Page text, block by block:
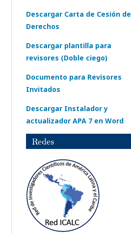
Descargar Carta de Cesión de
Derechos
Descargar plantilla para
revisores (Doble ciego)
Documento para Revisores
Invitados
Descargar Instalador y
actualizador APA 7 en Word